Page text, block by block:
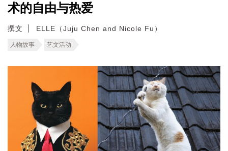
术的自由与热爱
撰文 ELLE（Juju Chen and Nicole Fu）
人物故事 艺文活动